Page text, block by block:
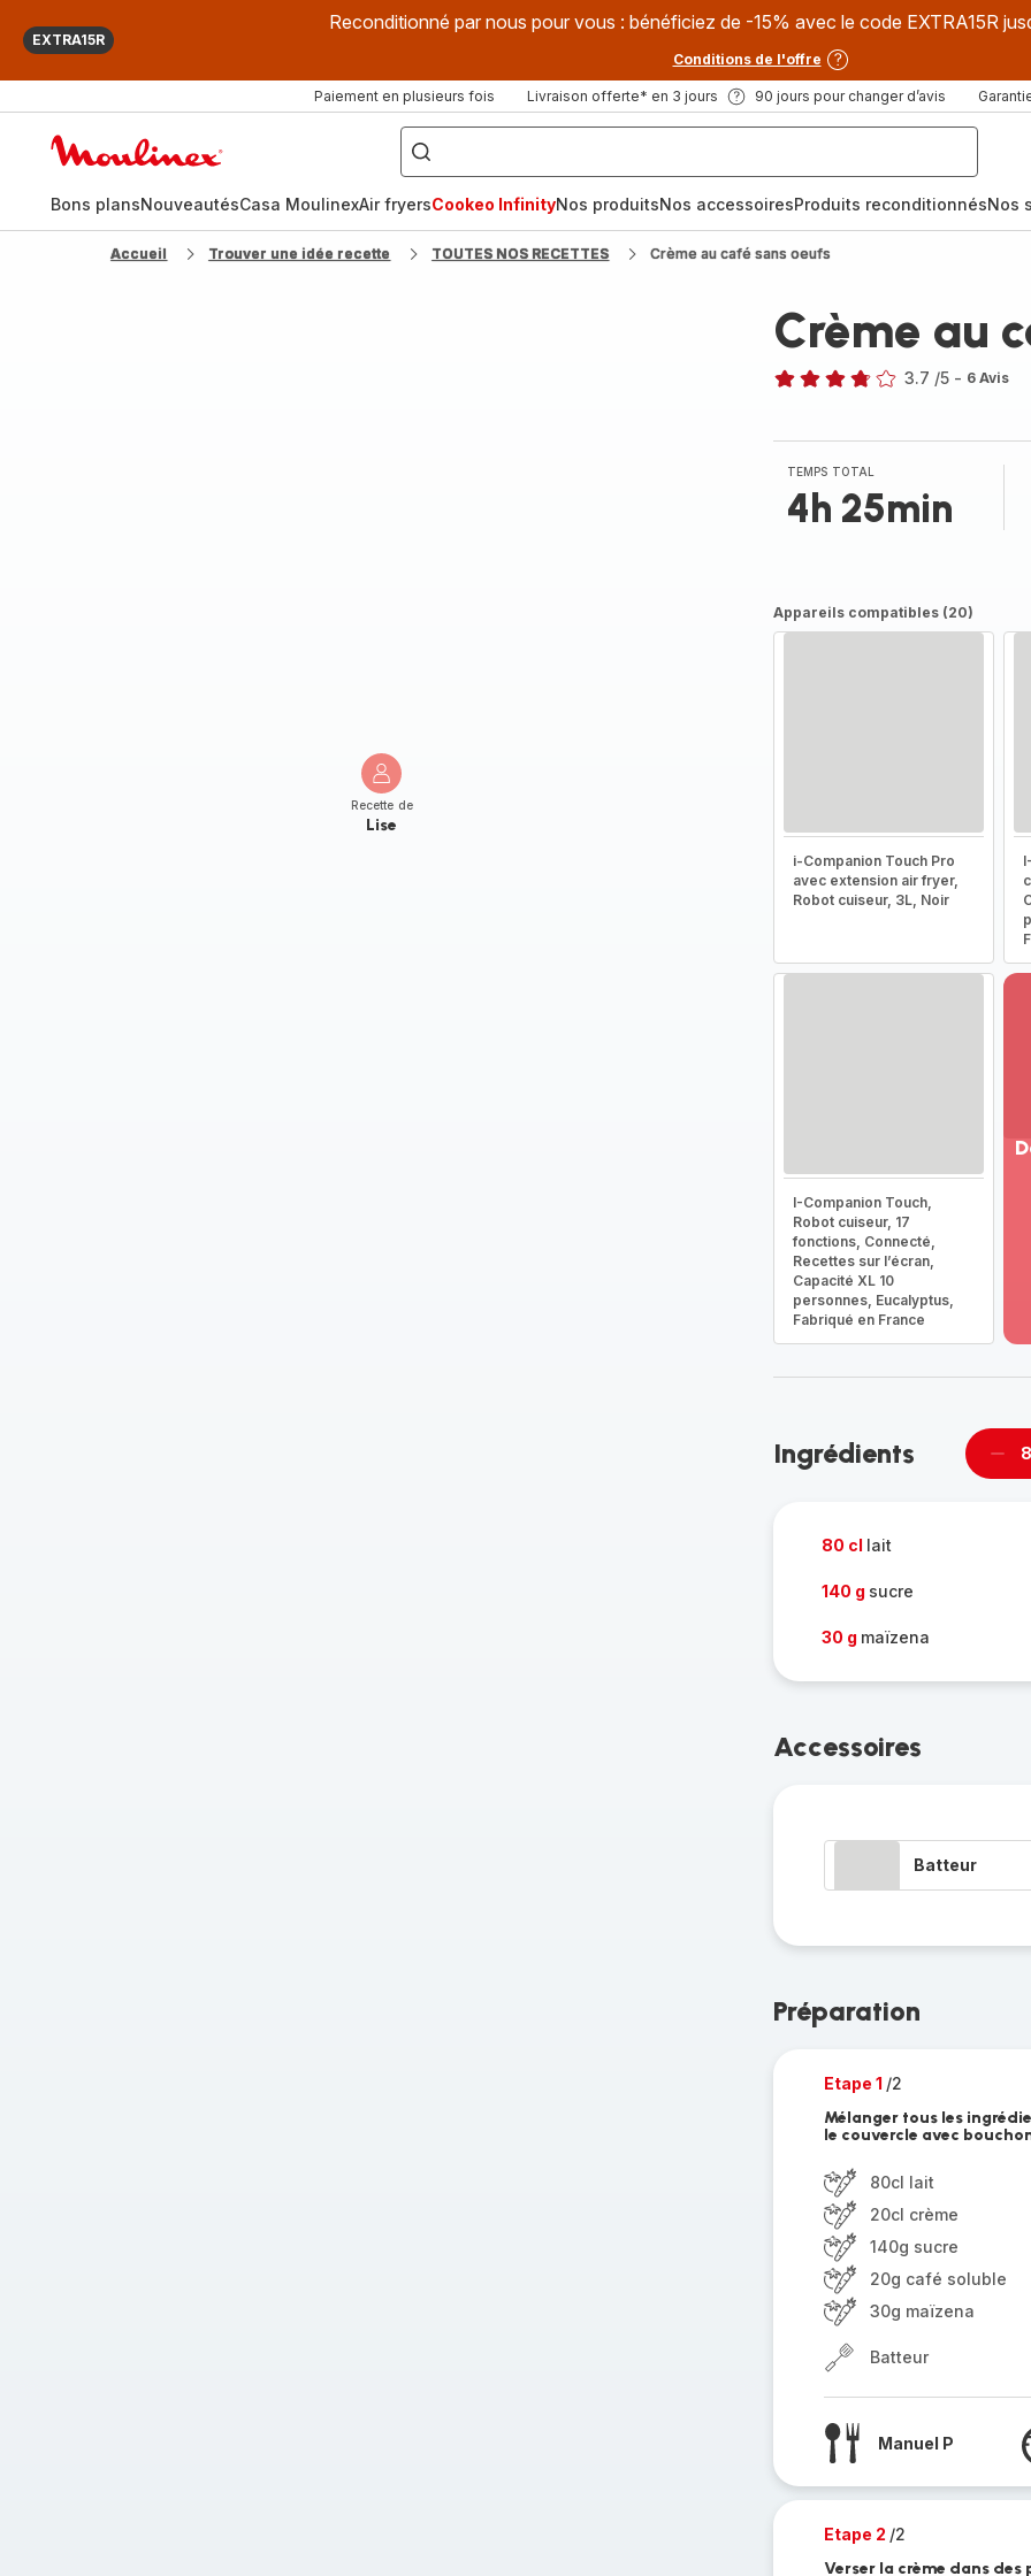
EXTRA15R
Reconditionné par nous pour vous : bénéficiez de -15% avec le code EXTRA15R
Conditions de l'offre
Paiement en plusieurs fois Livraison offerte* en 3 jours 90 jours pour changer d’avis
["Que
recherchez-
vous
?",
fryer",
"Companion"]
Bons plansNouveautésCasa MoulinexAir fryersCookeo InfinityNos produitsNos accessoiresProduits reconditionnésNos
Accueil Trouver une idée recette TOUTES NOS RECETTES Crème au café sans oeufs
Recette de
Lise
Crème au
3.7 /5 - 6 Avis
TEMPS TOTAL
4h 25min
Appareils compatibles (20)
i-Companion Touch Pro
avec extension air fryer,
Robot cuiseur, 3L, Noir
I-Companion Touch,
Robot cuiseur, 17
fonctions, Connecté,
Recettes sur l’écran,
Capacité XL 10
personnes, Eucalyptus,
Fabriqué en France
Ingrédients
80 cl lait
140 g sucre
30 g maïzena
Accessoires
Batteur
Préparation
Etape 1 /2
Mélanger tous les
le couvercle avec
80cl lait
20cl crème
140g sucre
20g café soluble
30g maïzena
Batteur
Manuel P
Etape 2 /2
Verser la crème dans